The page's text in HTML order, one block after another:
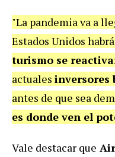
"La pandemia va a
Estados Unidos
turismo se
actuales inversores
antes de que sea
es donde ven el
Vale destacar que